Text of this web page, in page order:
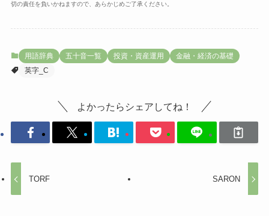
切の責任を負いかねますので、あらかじめご了承ください。
用語辞典 五十音一覧 投資・資産運用
金融・経済の基礎
英字_C
よかったらシェアしてね！
TORF SARON